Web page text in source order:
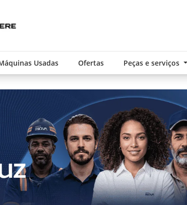
Usadas Ofertas Peças e serviços